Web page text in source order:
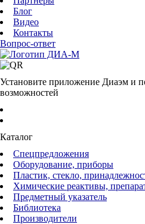
Блог
Видео
Контакты
Вопрос-ответ
Установите приложение Диаэм и
возможностей
Каталог
Спецпредложения
Оборудование, приборы
Пластик, стекло,
Химические реактивы,
Предметный указатель
Библиотека
Производители